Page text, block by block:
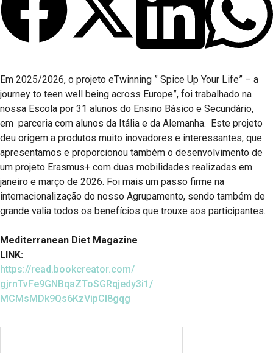
Em 2025/2026, o projeto eTwinning ” Spice Up Your Life” – a
journey to teen well being across Europe”, foi trabalhado na
nossa Escola por 31 alunos do Ensino Básico e Secundário,
em parceria com alunos da Itália e da Alemanha. Este projeto
deu origem a produtos muito inovadores e interessantes, que
apresentamos e proporcionou também o desenvolvimento de
um projeto Erasmus+ com duas mobilidades realizadas em
janeiro e março de 2026. Foi mais um passo firme na
internacionalização do nosso Agrupamento, sendo também de
grande valia todos os benefícios que trouxe aos participantes.
Mediterranean Diet Magazine
LINK:
https://read.bookcreator.com/
gjrnTvFe9GNBqaZToSGRqjedy3i1/
MCMsMDk9Qs6KzVipCI8gqg